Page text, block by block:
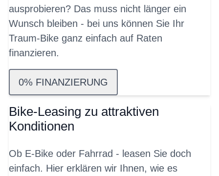
ausprobieren? Das muss nicht länger ein
Wunsch bleiben - bei uns können Sie Ihr
Traum-Bike ganz einfach auf Raten
finanzieren.
0% FINANZIERUNG
Bike-Leasing zu attraktiven
Konditionen
Ob E-Bike oder Fahrrad - leasen Sie doch
einfach. Hier erklären wir Ihnen, wie es